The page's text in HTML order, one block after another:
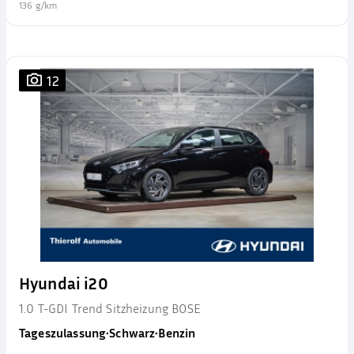
136 g/km
12
Hyundai i20
1.0 T-GDI Trend Sitzheizung BOSE
Tageszulassung•Schwarz•Benzin